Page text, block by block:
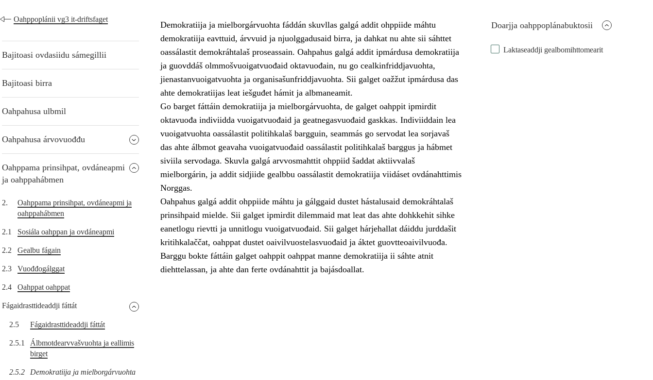
Oahppoplánii vg3 it-driftsfaget
Bajitoasi ovdasiidu sámegillii
Bajitoasi birra
Oahpahusa ulbmil
Oahpahusa árvovuođđu
Oahppama prinsihpat, ovdáneapmi
ja oahppahábmen
2.
Oahppama prinsihpat, ovdáneapmi ja
oahppahábmen
2.1 Sosiála oahppan ja ovdáneapmi
2.2 Gealbu fágain
2.3 Vuođđogálggat
2.4 Oahppat oahppat
Fágaidrasttideaddji fáttát
2.5 Fágaidrasttideaddji fáttát
2.5.1
Álbmotdearvvašvuohta ja eallimis
birget
2.5.2 Demokratiija ja mielborgárvuohta
Doarjja oahppoplánabuktosii
Laktaseaddji gealbomihttomearit
Demokratiija ja mielborgárvuohta fáddán skuvllas galgá addit ohppiide máhtu
demokratiija eavttuid, árvvuid ja njuolggadusaid birra, ja dahkat nu ahte sii sáhttet
oassálastit demokráhtalaš proseassain. Oahpahus galgá addit ipmárdusa demokratiija
ja guovddáš olmmošvuoigatvuođaid oktavuođain, nu go cealkinfriddjavuohta,
jienastanvuoigatvuohta ja organisašunfriddjavuohta. Sii galget oažžut ipmárdusa das
ahte demokratiijas leat iešguđet hámit ja albmaneamit.
Go barget fáttáin demokratiija ja mielborgárvuohta, de galget oahppit ipmirdit
oktavuođa indiviidda vuoigatvuođaid ja geatnegasvuođaid gaskkas. Indiviiddain lea
vuoigatvuohta oassálastit politihkalaš bargguin, seammás go servodat lea sorjavaš
das ahte álbmot geavaha vuoigatvuođaid oassálastit politihkalaš barggus ja hábmet
siviila servodaga. Skuvla galgá arvvosmahttit ohppiid šaddat aktiivvalaš
mielborgárin, ja addit sidjiide gealbbu oassálastit demokratiija viidáset ovdánahttimis
Norggas.
Oahpahus galgá addit ohppiide máhtu ja gálggaid dustet hástalusaid demokráhtalaš
prinsihpaid mielde. Sii galget ipmirdit dilemmaid mat leat das ahte dohkkehit sihke
eanetlogu rievtti ja unnitlogu vuoigatvuođaid. Sii galget hárjehallat dáiddu jurddašit
kritihkalaččat, oahppat dustet oaivilvuostelasvuođaid ja áktet guovtteoaivilvuođa.
Barggu bokte fáttáin galget oahppit oahppat manne demokratiija ii sáhte atnit
diehttelassan, ja ahte dan ferte ovdánahttit ja bajásdoallat.